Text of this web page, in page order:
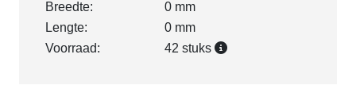
Breedte:
0 mm
Lengte:
0 mm
Voorraad:
42 stuks